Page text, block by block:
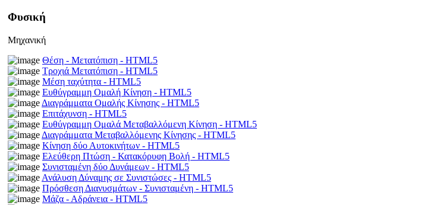
Φυσική
Μηχανική
Θέση - Μετατόπιση - HTML5
Τροχιά Μετατόπιση - HTML5
Μέση ταχύτητα - HTML5
Ευθύγραμμη Ομαλή Κίνηση - HTML5
Διαγράμματα Ομαλής Κίνησης - HTML5
Επιτάχυνση - HTML5
Ευθύγραμμη Ομαλά Μεταβαλλόμενη Κίνηση - HTML5
Διαγράμματα Μεταβαλλόμενης Κίνησης - HTML5
Κίνηση δύο Αυτοκινήτων - HTML5
Ελεύθερη Πτώση - Κατακόρυφη Βολή - HTML5
Συνισταμένη δύο Δυνάμεων - HTML5
Ανάλυση Δύναμης σε Συνιστώσες - HTML5
Πρόσθεση Διανυσμάτων - Συνισταμένη - HTML5
Μάζα - Αδράνεια - HTML5